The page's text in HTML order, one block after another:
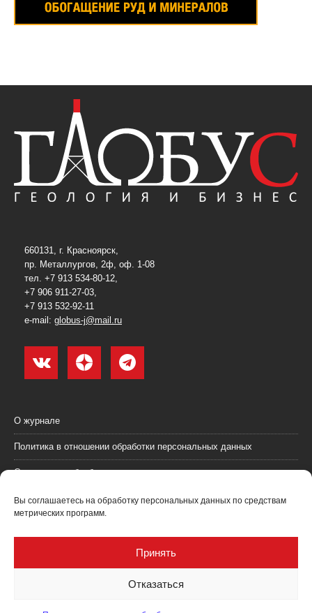
Вы соглашаетесь на обработку персональных данных по средствам
метрических программ.
Принять
Отказаться
660131, г. Красноярск,
пр. Металлургов, 2ф, оф. 1-08
тел. +7 913 534-80-12,
+7 906 911-27-03,
+7 913 532-92-11
e-mail: globus-j@mail.ru
О журнале
Политика в отношении обработки персональных данных
Согласие на обработку персональных данных
Пользовательское соглашение (оферта)